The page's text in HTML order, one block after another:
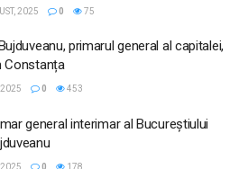
2025 0 75
primarul general al capitalei,
Constanța
0 453
general interimar al Bucureștiului
0 178